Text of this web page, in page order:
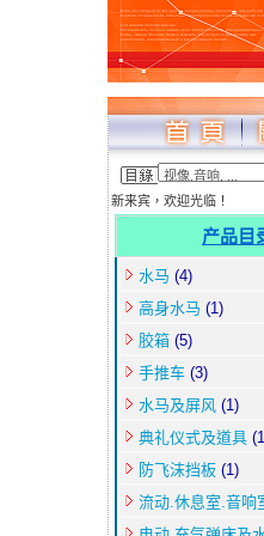
新来宾，欢迎光临！
产品目
水马 (4)
高身水马 (1)
胶箱 (5)
手推车 (3)
水马及屏风 (1)
典礼仪式及道具
防飞沫挡板 (1)
流动.休息室.音响